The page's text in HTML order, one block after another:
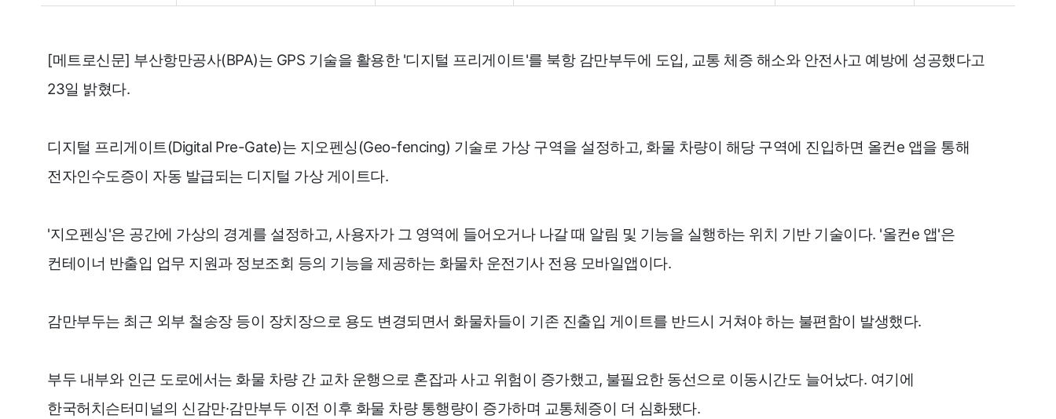
[메트로신문] 부산항만공사(BPA)는 GPS 기술을 활용한 '디지털 프리게이트'를 북항 감만부두에 도입, 교통 체증 해소와 안전사고 예방에 성공했다고
23일 밝혔다.
디지털 프리게이트(Digital Pre-Gate)는 지오펜싱(Geo-fencing) 기술로 가상 구역을 설정하고, 화물 차량이 해당 구역에 진입하면 올컨e 앱을 통해
전자인수도증이 자동 발급되는 디지털 가상 게이트다.
'지오펜싱'은 공간에 가상의 경계를 설정하고, 사용자가 그 영역에 들어오거나 나갈 때 알림 및 기능을 실행하는 위치 기반 기술이다. '올컨e 앱'은
컨테이너 반출입 업무 지원과 정보조회 등의 기능을 제공하는 화물차 운전기사 전용 모바일앱이다.
감만부두는 최근 외부 철송장 등이 장치장으로 용도 변경되면서 화물차들이 기존 진출입 게이트를 반드시 거쳐야 하는 불편함이 발생했다.
부두 내부와 인근 도로에서는 화물 차량 간 교차 운행으로 혼잡과 사고 위험이 증가했고, 불필요한 동선으로 이동시간도 늘어났다. 여기에
한국허치슨터미널의 신감만·감만부두 이전 이후 화물 차량 통행량이 증가하며 교통체증이 더 심화됐다.